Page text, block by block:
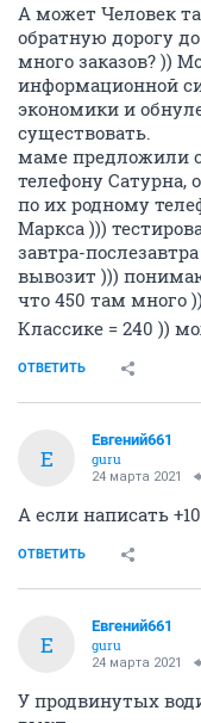
А может Человек
обратную дорогу
много заказов? ))
информационной
экономики и
существовать.
маме предложили
телефону Сатурна,
по их родному
Маркса )))
завтра-
вывозит )))
что 450 там много
Классике = 240 ))
ОТВЕТИТЬ
Е
Евгений661
guru
24 марта 2021
А если написать
ОТВЕТИТЬ
Е
Евгений661
guru
24 марта 2021
У продвинутых